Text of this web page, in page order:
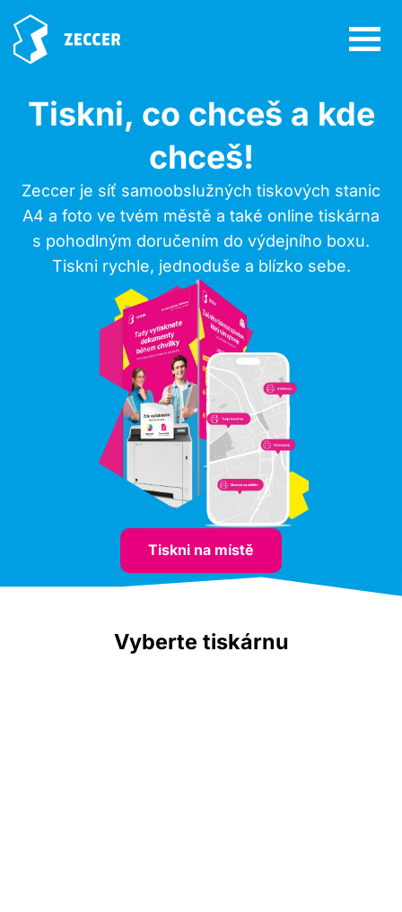
Tiskni, co chceš a kde
chceš!
Zeccer je síť samoobslužných tiskových stanic
A4 a foto ve tvém městě a také online tiskárna
s pohodlným doručením do výdejního boxu.
Tiskni rychle, jednoduše a blízko sebe.
Tiskni na místě
Vyberte tiskárnu